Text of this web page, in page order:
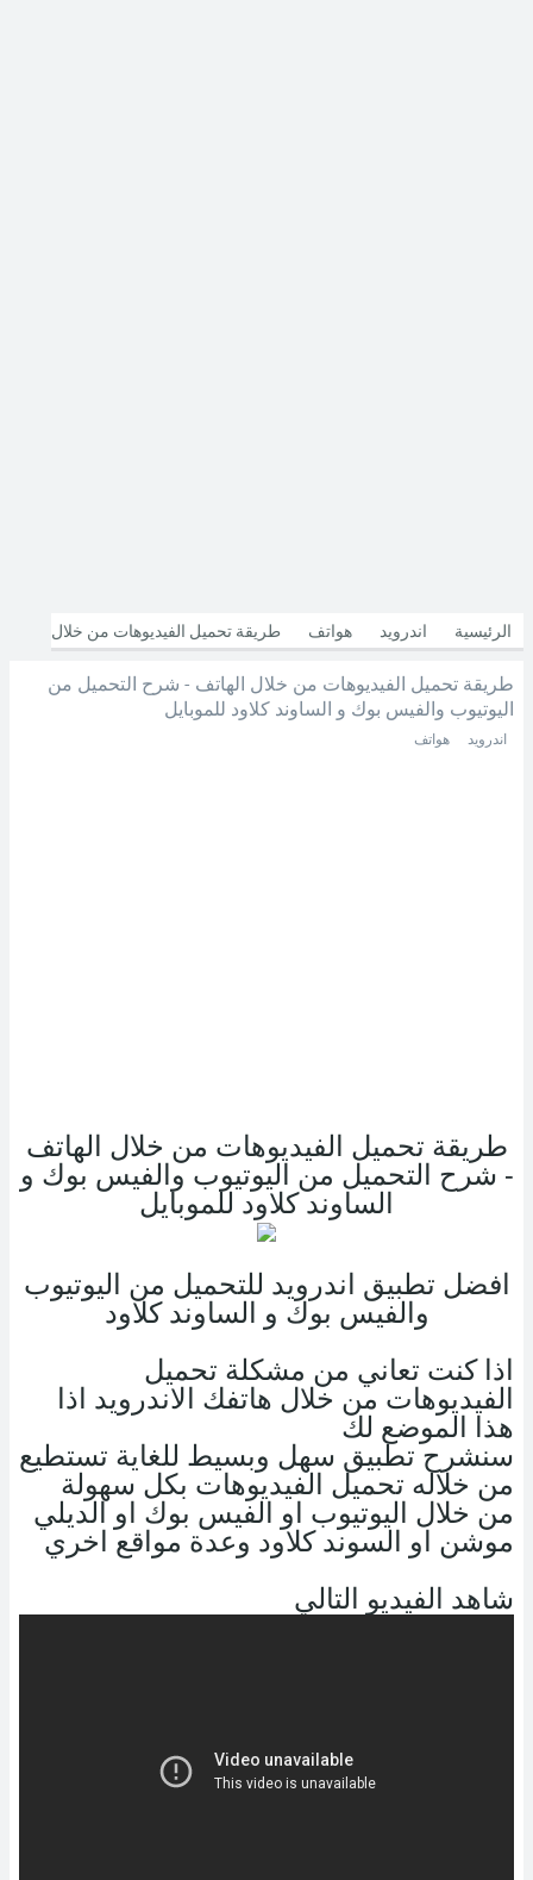
الرئيسية اندرويد هواتف طريقة تحميل الفيديوهات من خلال
الهاتف - شرح التحميل من اليوتيوب والفيس بوك و الساوند كلاود للموبايل
طريقة تحميل الفيديوهات من خلال الهاتف - شرح التحميل من
اليوتيوب والفيس بوك و الساوند كلاود للموبايل
اندرويد هواتف
طريقة تحميل الفيديوهات من خلال الهاتف
- شرح التحميل من اليوتيوب والفيس بوك و
الساوند كلاود للموبايل
افضل تطبيق اندرويد للتحميل من اليوتيوب
والفيس بوك و الساوند كلاود
اذا كنت تعاني من مشكلة تحميل
الفيديوهات من خلال هاتفك الاندرويد اذا
هذا الموضع لك
سنشرح تطبيق سهل وبسيط للغاية تستطيع
من خلاله تحميل الفيديوهات بكل سهولة
من خلال اليوتيوب او الفيس بوك او الديلي
موشن او السوند كلاود وعدة مواقع اخري
شاهد الفيديو التالي